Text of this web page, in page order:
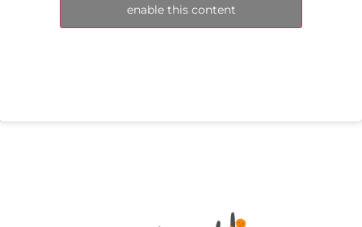
enable this content